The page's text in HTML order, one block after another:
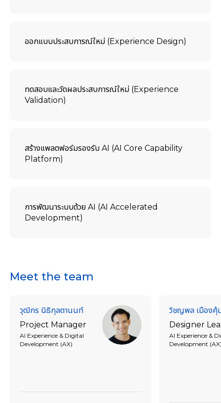
ออกแบบประสบการณ์ใหม่ (Experience Design)
ทดสอบและวัดผลประสบการณ์ใหม่ (Experience
Validation)
สร้างแพลตฟอร์มรองรับ AI (AI Core Capability
Platform)
การพัฒนาระบบด้วย AI (AI Accelerated
Development)
Meet the team
วุฒิกร นิธิกุลตานนท์
Project Manager
AI Experience & Digital
Development (AX)
วิชญพล เมืองคุ้
Designer
AI Experience &
Development